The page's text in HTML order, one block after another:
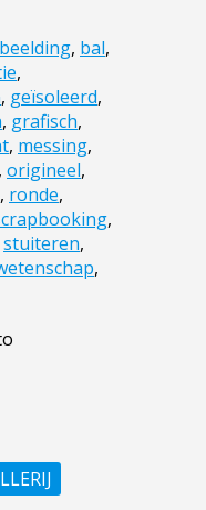
, bal,
,
, geïsoleerd,
, grafisch,
, messing,
, origineel,
, ronde,
,
stuiteren,
,